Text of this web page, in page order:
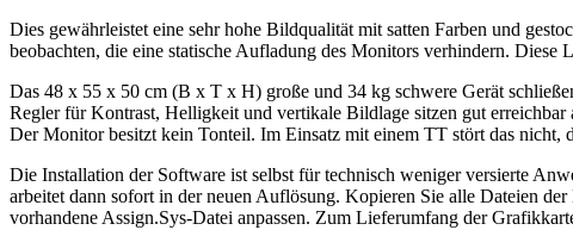
Dies gewährleistet eine sehr hohe Bildqualität mit satten Farben und
beobachten, die eine statische Aufladung des Monitors verhindern. Diese
Das 48 x 55 x 50 cm (B x T x H) große und 34 kg schwere Gerät
Regler für Kontrast, Helligkeit und vertikale Bildlage sitzen gut
Der Monitor besitzt kein Tonteil. Im Einsatz mit einem TT stört das nicht,
Die Installation der Software ist selbst für technisch weniger versierte
arbeitet dann sofort in der neuen Auflösung. Kopieren Sie alle Dateien
vorhandene Assign.Sys-Datei anpassen. Zum Lieferumfang der